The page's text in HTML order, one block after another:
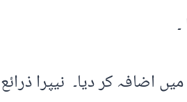
۔
اضافہ کر دیا۔ نیپرا